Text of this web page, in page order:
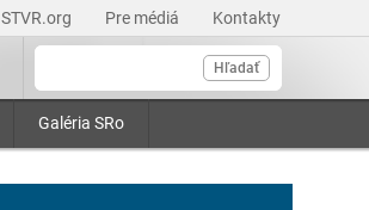
STVR.org Pre médiá Kontakty
Hľadať
Galéria SRo